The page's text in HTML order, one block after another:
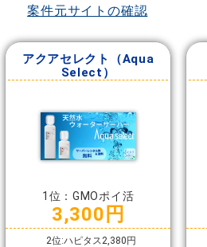
案件元サイトの確認
アクアセレクト（Aqua
Select）
1位：GMOポイ活
3,300円
2位:ハピタス2,380円